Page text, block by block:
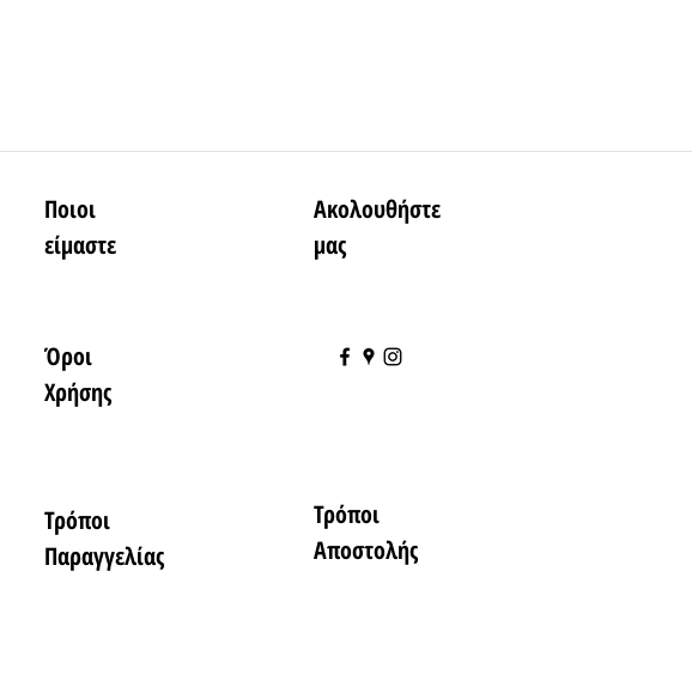
Ποιοι
είμαστε
Όροι
Χρήσης
Τρόποι
Παραγγελίας
Ακολουθήστε
μας
Τρόποι
Αποστολής